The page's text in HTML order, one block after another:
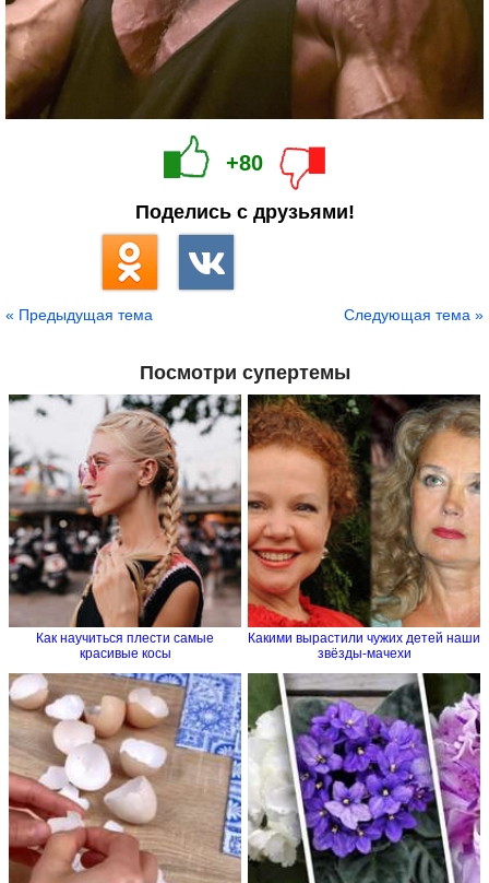
+80
Поделись с друзьями!
« Предыдущая тема Следующая тема »
Посмотри супертемы
Как научиться плести самые
красивые косы
Какими вырастили чужих детей наши
звёзды-мачехи